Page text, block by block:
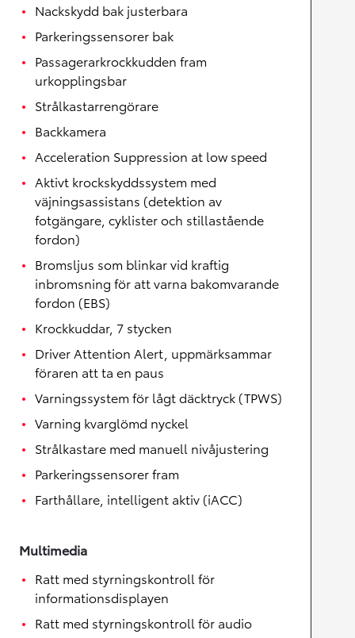
Nackskydd bak justerbara
Parkeringssensorer bak
Passagerarkrockkudden fram
urkopplingsbar
Strålkastarrengörare
Backkamera
Acceleration Suppression at low speed
Aktivt krockskyddssystem med
väjningsassistans (detektion av
fotgängare, cyklister och stillastående
fordon)
Bromsljus som blinkar vid kraftig
inbromsning för att varna bakomvarande
fordon (EBS)
Krockkuddar, 7 stycken
Driver Attention Alert, uppmärksammar
föraren att ta en paus
Varningssystem för lågt däcktryck (TPWS)
Varning kvarglömd nyckel
Strålkastare med manuell nivåjustering
Parkeringssensorer fram
Farthållare, intelligent aktiv (iACC)
Multimedia
Ratt med styrningskontroll för
informationsdisplayen
Ratt med styrningskontroll för audio